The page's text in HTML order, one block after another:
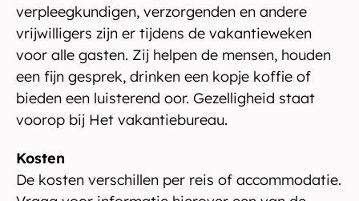
verpleegkundigen, verzorgenden en andere
vrijwilligers zijn er tijdens de vakantieweken
voor alle gasten. Zij helpen de mensen, houden
een fijn gesprek, drinken een kopje koffie of
bieden een luisterend oor. Gezelligheid staat
voorop bij Het vakantiebureau.
Kosten
De kosten verschillen per reis of accommodatie.